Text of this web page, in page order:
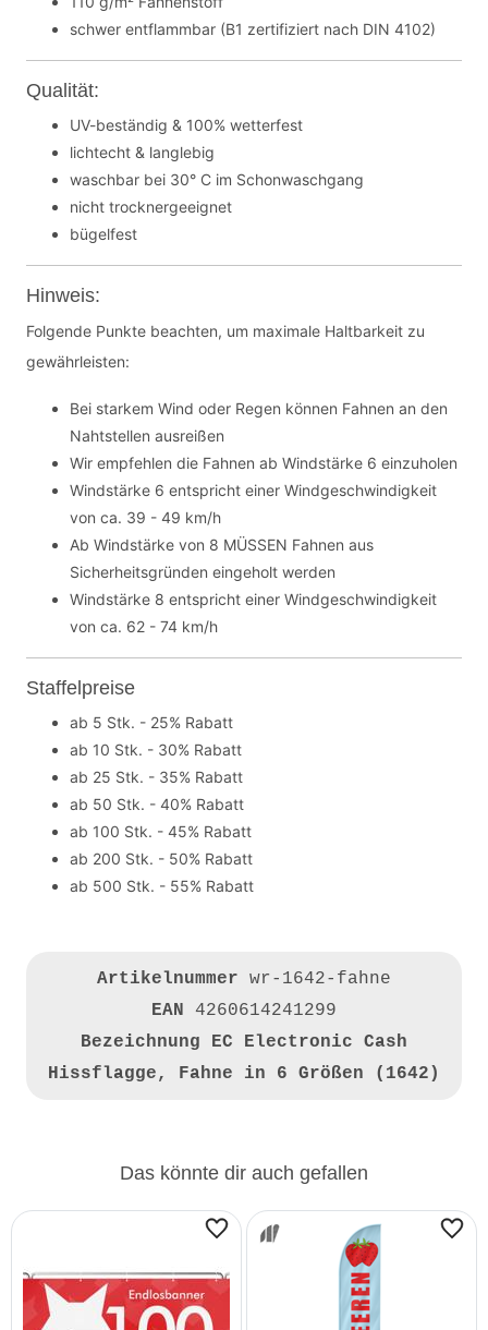
schwer entflammbar (B1 zertifiziert nach DIN 4102)
Qualität:
UV-beständig & 100% wetterfest
lichtecht & langlebig
waschbar bei 30° C im Schonwaschgang
nicht trocknergeeignet
bügelfest
Hinweis:
Folgende Punkte beachten, um maximale Haltbarkeit zu
gewährleisten:
Bei starkem Wind oder Regen können Fahnen an den
Nahtstellen ausreißen
Wir empfehlen die Fahnen ab Windstärke 6 einzuholen
Windstärke 6 entspricht einer Windgeschwindigkeit
von ca. 39 - 49 km/h
Ab Windstärke von 8 MÜSSEN Fahnen aus
Sicherheitsgründen eingeholt werden
Windstärke 8 entspricht einer Windgeschwindigkeit
von ca. 62 - 74 km/h
Staffelpreise
ab 5 Stk. - 25% Rabatt
ab 10 Stk. - 30% Rabatt
ab 25 Stk. - 35% Rabatt
ab 50 Stk. - 40% Rabatt
ab 100 Stk. - 45% Rabatt
ab 200 Stk. - 50% Rabatt
ab 500 Stk. - 55% Rabatt
Artikelnummer wr-1642-fahne
EAN 4260614241299
Bezeichnung EC Electronic Cash
Hissflagge, Fahne in 6 Größen (1642)
Das könnte dir auch gefallen